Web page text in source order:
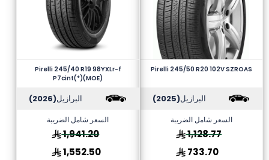
Pirelli 245/50 R20 102V SZROAS
البرازيل(2025)
السعر شامل الضريبة
1,128.77
733.70
Pirelli 245/40 R19 98YXLr-f
P7cint(*)(MOE)
البرازيل(2026)
السعر شامل الضريبة
1,941.20
1,552.50